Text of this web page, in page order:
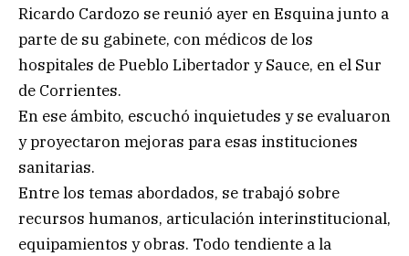
Ricardo Cardozo se reunió ayer en Esquina junto a
parte de su gabinete, con médicos de los
hospitales de Pueblo Libertador y Sauce, en el Sur
de Corrientes.
En ese ámbito, escuchó inquietudes y se evaluaron
y proyectaron mejoras para esas instituciones
sanitarias.
Entre los temas abordados, se trabajó sobre
recursos humanos, articulación interinstitucional,
equipamientos y obras. Todo tendiente a la